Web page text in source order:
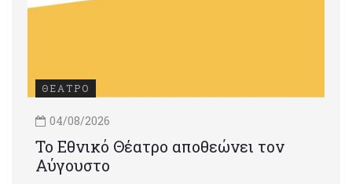
ΘΕΑΤΡΟ
04/08/2026
Το Εθνικό Θέατρο αποθεώνει τον
Αύγουστο